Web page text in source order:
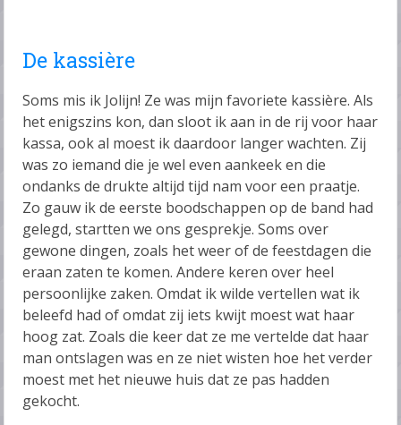
De kassière
Soms mis ik Jolijn! Ze was mijn favoriete kassière. Als
het enigszins kon, dan sloot ik aan in de rij voor haar
kassa, ook al moest ik daardoor langer wachten. Zij
was zo iemand die je wel even aankeek en die
ondanks de drukte altijd tijd nam voor een praatje.
Zo gauw ik de eerste boodschappen op de band had
gelegd, startten we ons gesprekje. Soms over
gewone dingen, zoals het weer of de feestdagen die
eraan zaten te komen. Andere keren over heel
persoonlijke zaken. Omdat ik wilde vertellen wat ik
beleefd had of omdat zij iets kwijt moest wat haar
hoog zat. Zoals die keer dat ze me vertelde dat haar
man ontslagen was en ze niet wisten hoe het verder
moest met het nieuwe huis dat ze pas hadden
gekocht.